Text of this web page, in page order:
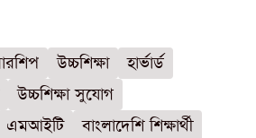
উচ্চশিক্ষা
হার্ভার্ড
উচ্চশিক্ষা সুযোগ
এমআইটি
বাংলাদেশি শিক্ষার্থী